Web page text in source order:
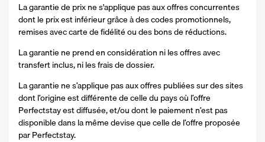
La garantie de prix ne s'applique pas aux offres concurrentes
dont le prix est inférieur grâce à des codes promotionnels,
remises avec carte de fidélité ou des bons de réductions.
La garantie ne prend en considération ni les offres avec
transfert inclus, ni les frais de dossier.
La garantie ne s’applique pas aux offres publiées sur des sites
dont l’origine est différente de celle du pays où l’offre
Perfectstay est diffusée, et/ou dont le paiement n’est pas
disponible dans la même devise que celle de l’offre proposée
par Perfectstay.